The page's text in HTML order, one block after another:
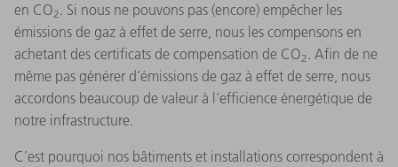
en CO2. Si nous ne pouvons pas (encore) empêcher les
émissions de gaz à effet de serre, nous les compensons en
achetant des certificats de compensation de CO2. Afin de ne
même pas générer d’émissions de gaz à effet de serre, nous
accordons beaucoup de valeur à l’efficience énergétique de
notre infrastructure.
C’est pourquoi nos bâtiments et installations correspondent à